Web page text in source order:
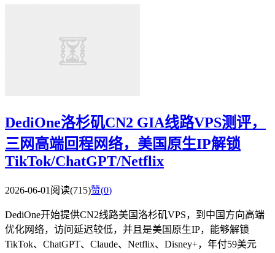
DediOne洛杉矶CN2 GIA线路VPS测评，
三网高端回程网络，美国原生IP解锁
TikTok/ChatGPT/Netflix
2026-06-01 阅读(715)赞(0)
DediOne开始提供CN2线路美国洛杉矶VPS，到中国方向高端
优化网络，访问延迟较低，并且是美国原生IP，能够解锁
TikTok、ChatGPT、Claude、Netflix、Disney+，年付59美元